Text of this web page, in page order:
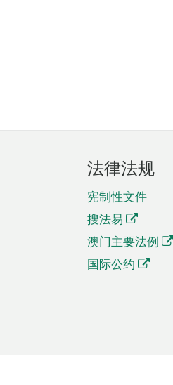
法律法规
宪制性文件
搜法易
澳门主要法例
国际公约